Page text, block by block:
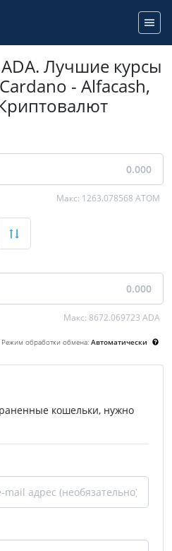
Лучшие курсы
- Alfacash,
Макс: 1263.078568 ATOM
Макс:8672.069723 ADA
Режим обработки обмена: Автоматически
кошельки, нужно